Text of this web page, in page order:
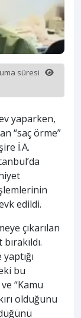
süresi
yaparken,
“saç örme”
İ.A.
edildi.
çıkarılan
bu
“Kamu
olduğunu